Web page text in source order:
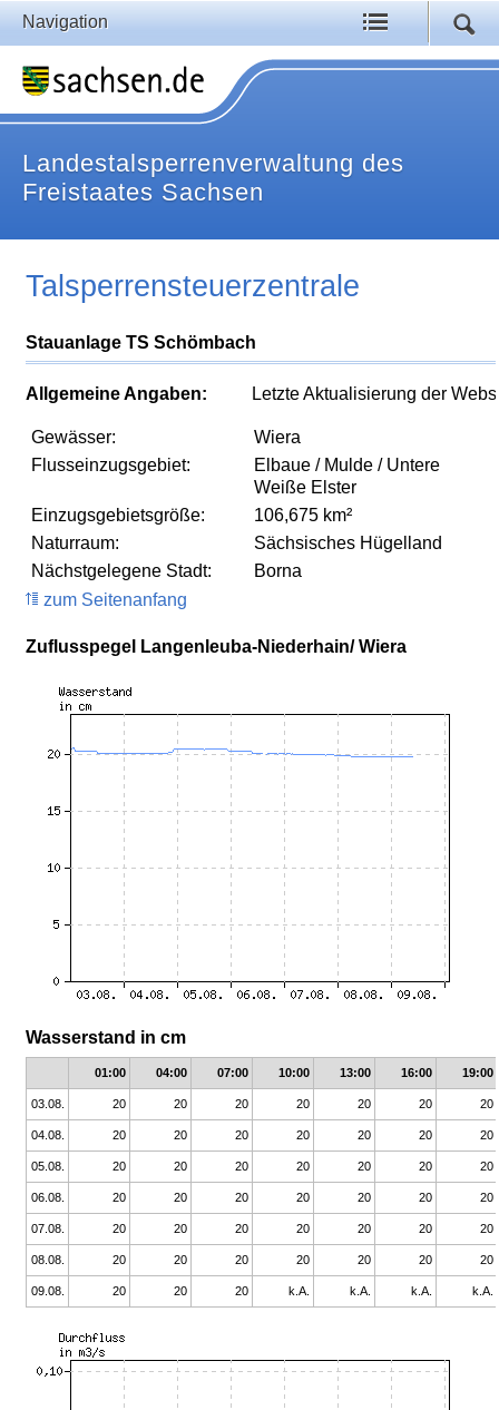
Navigation
Landestalsperrenverwaltung des
Freistaates Sachsen
Talsperrensteuerzentrale
Stauanlage TS Schömbach
Letzte Aktualisierung der
Allgemeine Angaben:
Gewässer:
Wiera
Flusseinzugsgebiet:
Elbaue / Mulde / Untere
Weiße Elster
Einzugsgebietsgröße:
106,675 km²
Naturraum:
Sächsisches Hügelland
Nächstgelegene Stadt:
Borna
zum Seitenanfang
Zuflusspegel Langenleuba-Niederhain/ Wiera
Wasserstand in cm
01:00 04:00 07:00 10:00 13:00 16:00 19:00
03.08. 20 20 20 20 20 20 20
04.08. 20 20 20 20 20 20 20
05.08. 20 20 20 20 20 20 20
06.08. 20 20 20 20 20 20 20
07.08. 20 20 20 20 20 20 20
08.08. 20 20 20 20 20 20 20
09.08. 20 20 20 k.A. k.A. k.A. k.A.